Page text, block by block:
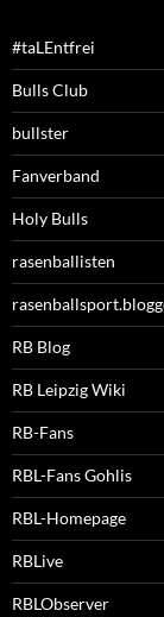
#taLEntfrei
Bulls Club
bullster
Fanverband
Holy Bulls
rasenballisten
RB Blog
RB Leipzig Wiki
RB-Fans
RBL-Fans Gohlis
RBL-Homepage
RBLive
RBLObserver